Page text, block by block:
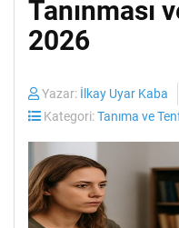
Tanınması
2026
Yazar: İlkay Uyar Kaba
Kategori:Tanıma ve